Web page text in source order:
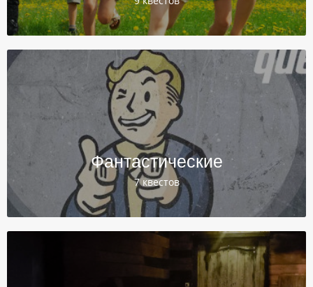
Фантастические
7 квестов